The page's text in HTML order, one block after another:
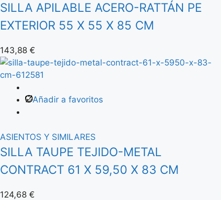
SILLA APILABLE ACERO-RATTÁN PE
EXTERIOR 55 X 55 X 85 CM
143,88 €
Añadir a favoritos
ASIENTOS Y SIMILARES
SILLA TAUPE TEJIDO-METAL
CONTRACT 61 X 59,50 X 83 CM
124,68 €